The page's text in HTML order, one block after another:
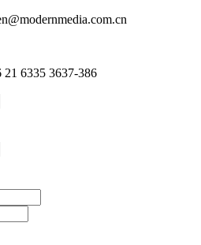
6335 3637-386